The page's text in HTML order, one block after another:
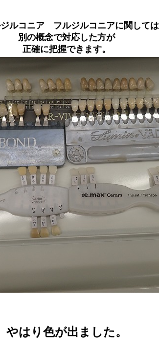
ルコニア フルジルコニアに関しては
別の概念で対応した方が
正確に把握できます。
やはり色が出ました。